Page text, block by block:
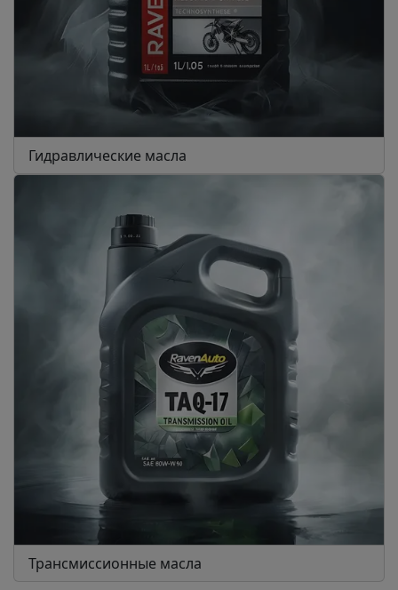
Гидравлические масла
Трансмиссионные масла